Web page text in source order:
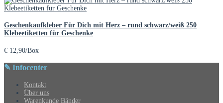
Geschenkaufkleber Für Dich mit Herz – rund schwarz/weiß 250
Klebeetiketten für Geschenke
€ 12,90/Box
✎ Infocenter
Kontakt
Über uns
Warenkunde Bänder